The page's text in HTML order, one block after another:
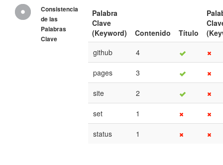
Consistencia
de las
Palabras
Clave
Palabra
Clave
(Keyword)
Contenido Título
github
4
pages 3
site 2
set 1
status 1